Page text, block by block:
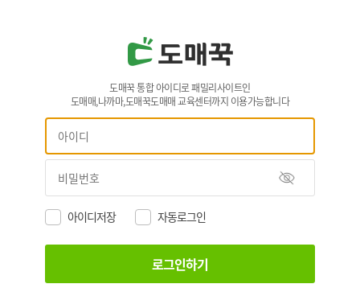
도매꾹 통합 아이디로 패밀리사이트인
도매매,나까마,도매꾹도매매 교육센터까지 이용가능합니다
아이디저장 자동로그인